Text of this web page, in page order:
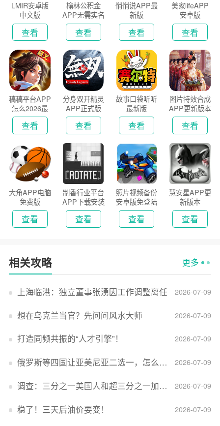
LMIR安卓版
中文版
查看
榆林公积金
APP无需实名
认证版
查看
悄悄说APP最
新版
查看
美家lifeAPP
安卓版
查看
稿稿平台APP
怎么2026最
新版
查看
分身双开精灵
APP正式版
查看
故事口袋听听
最新版
查看
图片特效合成
APP更新版本
2026
查看
大角APP电脑
免费版
查看
制香行业平台
APP下载安装
2026
查看
照片视频备份
安卓版免登陆
版
查看
慧安星APP更
新版本
查看
相关攻略 更多
2026-07-09
上海临港：独立董事张湧因工作调整离任
2026-07-09
想在乌克兰当官？先问问风水大师
2026-07-09
打造同频共振的“人才引擎”！
2026-07-09
俄罗斯等四国让亚美尼亚二选一，怎么回事？
2026-07-09
调查：三分之一美国人和超三分之一加拿大人感到经济压力
2026-07-09
稳了！三天后油价要变！